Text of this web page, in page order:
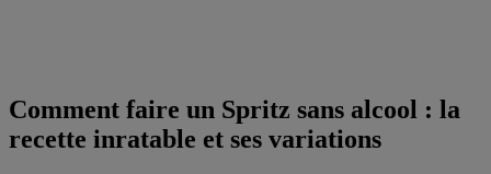
Comment faire un Spritz sans alcool : la
recette inratable et ses variations